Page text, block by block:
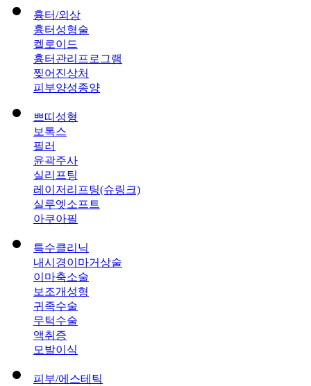
흉터/외상
흉터성형술
켈로이드
흉터관리프로그램
찢어진상처
피부양성종양
쁘띠성형
보톡스
필러
윤곽주사
실리프팅
레이저리프팅(슈링크)
실루엣소프트
아쿠아필
특수클리닉
내시경이마거상술
이마축소술
보조개성형
귀족수술
무턱수술
액취증
모발이식
피부/에스테틱